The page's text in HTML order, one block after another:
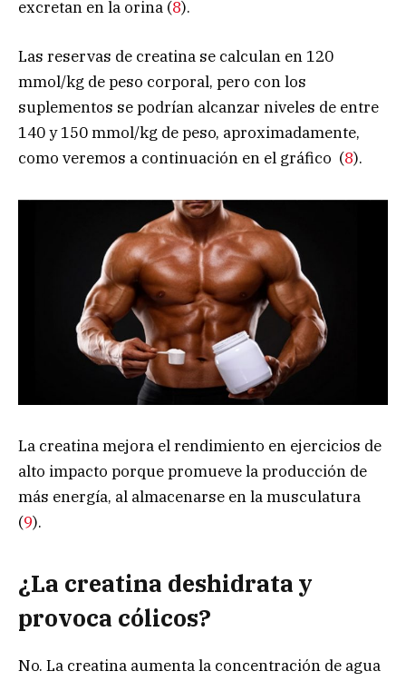
excretan en la orina (8).
Las reservas de creatina se calculan en 120
mmol/kg de peso corporal, pero con los
suplementos se podrían alcanzar niveles de entre
140 y 150 mmol/kg de peso, aproximadamente,
como veremos a continuación en el gráfico (8).
La creatina mejora el rendimiento en ejercicios de
alto impacto porque promueve la producción de
más energía, al almacenarse en la musculatura
(9).
¿La creatina deshidrata y
provoca cólicos?
No. La creatina aumenta la concentración de agua